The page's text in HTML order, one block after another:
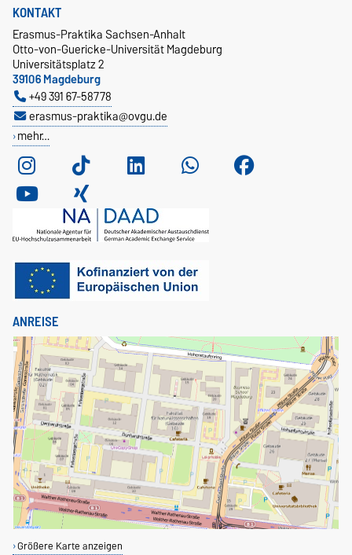
KONTAKT
Erasmus-Praktika Sachsen-Anhalt
Otto-von-Guericke-Universität Magdeburg
Universitätsplatz 2
39106 Magdeburg
+49 391 67-58778
erasmus-praktika@ovgu.de
mehr…
ANREISE
Größere Karte anzeigen